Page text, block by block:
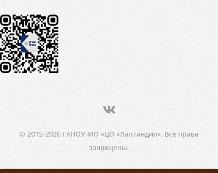
© 2015-2026 ГАНОУ МО «ЦО «Лапландия». Все права
защищены.